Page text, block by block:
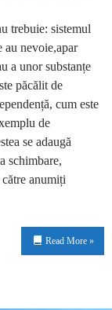
trebuie: sistemul
au nevoie,apar
a unor substanțe
păcălit de
cum este
de
se adaugă
schimbare,
anumiți
Read More »